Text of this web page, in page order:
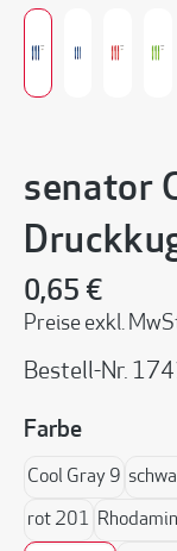
senator
0,65 €
Preise exkl.
Bestell-Nr.
Farbeauswählen
Cool Gray 9
rot 201